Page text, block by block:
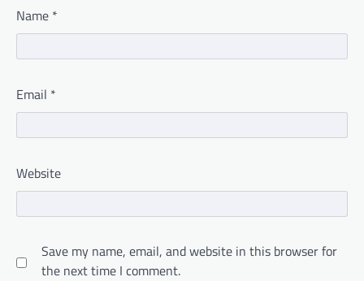
Name *
Email *
Website
Save my name, email, and website in this browser for
the next time I comment.